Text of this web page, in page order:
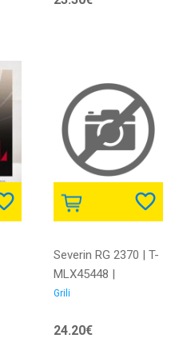
Severin RG 2370 | T-
MLX45448 |
4008146036804
Grili
24.20€